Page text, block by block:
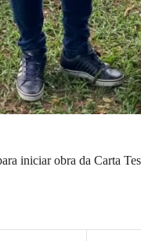
iniciar obra da Carta